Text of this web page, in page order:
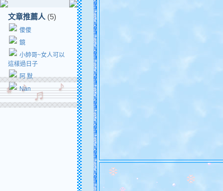
文章推薦人 (5)
傻傻
鏡
小帥哥~女人可以
這樣過日子
阿 默
Nan